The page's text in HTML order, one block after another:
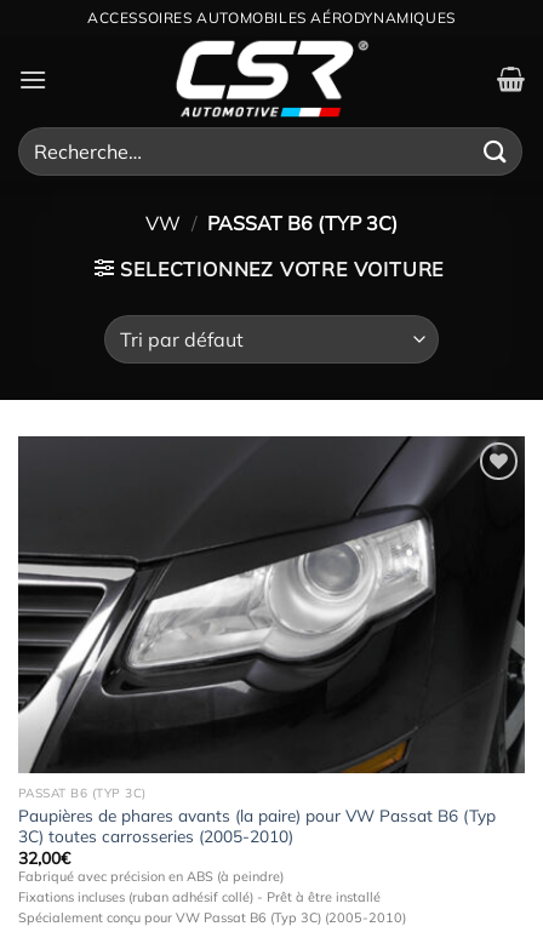
contenu
ACCESSOIRES AUTOMOBILES AÉRODYNAMIQUES
Recherche
pour :
VW / PASSAT B6 (TYP 3C)
SELECTIONNEZ VOTRE VOITURE
PASSAT B6 (TYP 3C)
Paupières de phares avants (la paire) pour VW Passat B6 (Typ
3C) toutes carrosseries (2005-2010)
32,00€
Fabriqué avec précision en ABS (à peindre)
Fixations incluses (ruban adhésif collé) - Prêt à être installé
Spécialement conçu pour VW Passat B6 (Typ 3C) (2005-2010)